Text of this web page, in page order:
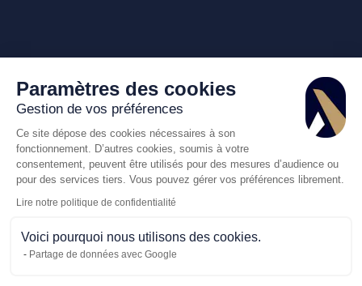
Paramètres des cookies
Gestion de vos préférences
Ce site dépose des cookies nécessaires à son
fonctionnement. D’autres cookies, soumis à votre
consentement, peuvent être utilisés pour des mesures d’audience ou
pour des services tiers. Vous pouvez gérer vos préférences librement.
Lire notre politique de confidentialité
Voici pourquoi nous utilisons des cookies.
Partage de données avec Google